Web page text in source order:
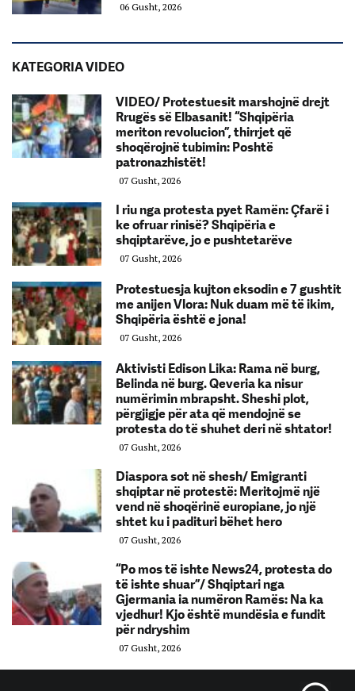
06 Gusht, 2026
KATEGORIA VIDEO
VIDEO/ Protestuesit marshojnë drejt
Rrugës së Elbasanit! “Shqipëria
meriton revolucion”, thirrjet që
shoqërojnë tubimin: Poshtë
patronazhistët!
07 Gusht, 2026
I riu nga protesta pyet Ramën: Çfarë i
ke ofruar rinisë? Shqipëria e
shqiptarëve, jo e pushtetarëve
07 Gusht, 2026
Protestuesja kujton eksodin e 7 gushtit
me anijen Vlora: Nuk duam më të ikim,
Shqipëria është e jona!
07 Gusht, 2026
Aktivisti Edison Lika: Rama në burg,
Belinda në burg. Qeveria ka nisur
numërimin mbrapsht. Sheshi plot,
përgjigje për ata që mendojnë se
protesta do të shuhet deri në shtator!
07 Gusht, 2026
Diaspora sot në shesh/ Emigranti
shqiptar në protestë: Meritojmë një
vend në shoqërinë europiane, jo një
shtet ku i padituri bëhet hero
07 Gusht, 2026
“Po mos të ishte News24, protesta do
të ishte shuar”/ Shqiptari nga
Gjermania ia numëron Ramës: Na ka
vjedhur! Kjo është mundësia e fundit
për ndryshim
07 Gusht, 2026